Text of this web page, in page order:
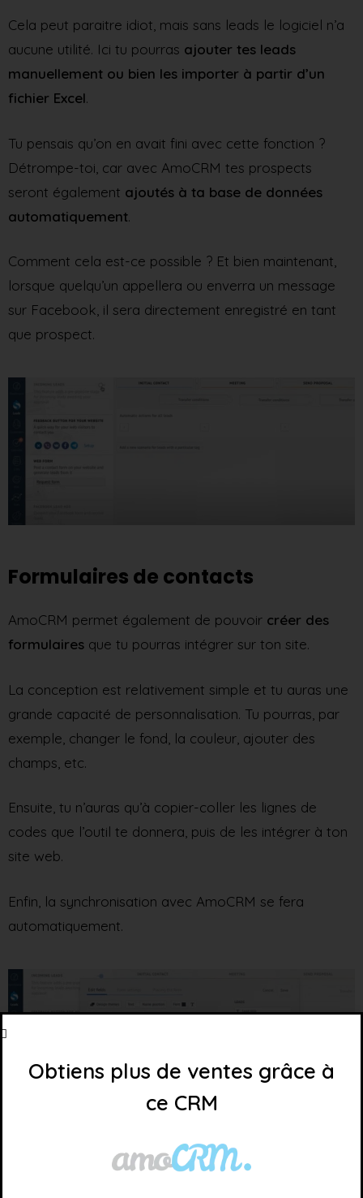
Cela peut paraitre idiot, mais sans leads le logiciel n’a
aucune utilité. Ici tu pourras ajouter tes leads
manuellement ou bien les importer à partir d’un
fichier Excel.
Tu pensais qu’on en avait fini avec cette fonction ?
Détrompe-toi, car avec AmoCRM tes prospects
seront également ajoutés à ta base de données
automatiquement.
Comment cela est-ce possible ? Et bien maintenant,
lorsque quelqu’un appellera ou enverra un message
sur Facebook, il sera directement enregistré en tant
que prospect.
Formulaires de contacts
AmoCRM permet également de pouvoir créer des
formulaires que tu pourras intégrer sur ton site.
La conception est relativement simple et tu auras une
grande capacité de personnalisation. Tu pourras, par
exemple, changer le fond, la couleur, ajouter des
champs, etc.
Ensuite, tu n’auras qu’à copier-coller les lignes de
codes que l’outil te donnera, puis de les intégrer à ton
site web.
Enfin, la synchronisation avec AmoCRM se fera
automatiquement.
Intégration du chat
Obtiens plus de ventes grâce à
ce CRM